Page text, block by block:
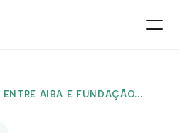
ENTRE AIBA E FUNDAÇÃO...